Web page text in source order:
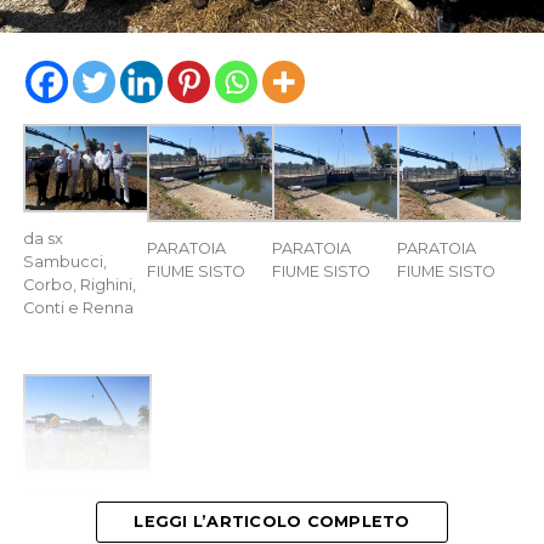
da sx
Sambucci,
Corbo, Righini,
Conti e Renna
PARATOIA
FIUME SISTO
PARATOIA
FIUME SISTO
PARATOIA
FIUME SISTO
PARATOIA
LEGGI L’ARTICOLO COMPLETO